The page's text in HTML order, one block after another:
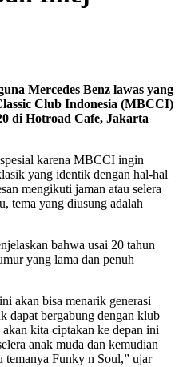
Mercedes Benz lawas yang
Club Indonesia (MBCCI)
di Hotroad Cafe, Jakarta
karena MBCCI ingin
yang identik dengan hal-hal
mengikuti jaman atau selera
tema yang diusung adalah
bahwa usai 20 tahun
yang lama dan penuh
akan bisa menarik generasi
dapat bergabung dengan klub
kita ciptakan ke depan ini
anak muda dan kemudian
temanya Funky n Soul,” ujar